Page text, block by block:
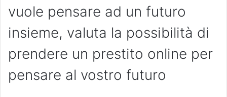
vuole pensare ad un futuro
insieme, valuta la possibilità di
prendere un prestito online per
pensare al vostro futuro